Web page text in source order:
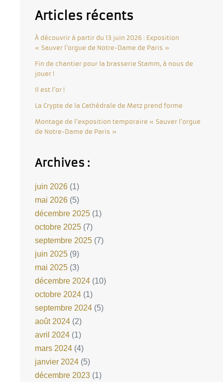
Articles récents
À découvrir à partir du 13 juin 2026 : Exposition
« Sauver l’orgue de Notre-Dame de Paris »
Fin de chantier pour la brasserie Stamm, à nous de
jouer !
Il est l’or !
La Crypte de la Cathédrale de Metz prend forme
Montage de l’exposition temporaire « Sauver l’orgue
de Notre-Dame de Paris »
Archives :
juin 2026 (1)
mai 2026 (5)
décembre 2025 (1)
octobre 2025 (7)
septembre 2025 (7)
juin 2025 (9)
mai 2025 (3)
décembre 2024 (10)
octobre 2024 (1)
septembre 2024 (5)
août 2024 (2)
avril 2024 (1)
mars 2024 (4)
janvier 2024 (5)
décembre 2023 (1)